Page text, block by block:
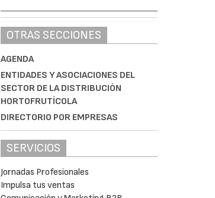
OTRAS SECCIONES
AGENDA
ENTIDADES Y ASOCIACIONES DEL
SECTOR DE LA DISTRIBUCIÓN
HORTOFRUTÍCOLA
DIRECTORIO POR EMPRESAS
SERVICIOS
Jornadas Profesionales
Impulsa tus ventas